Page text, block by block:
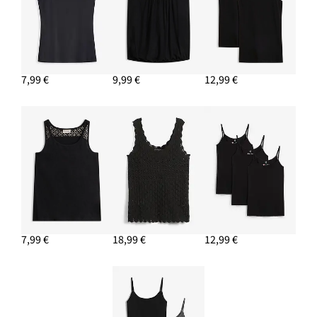
PRIDAŤ DO KOŠÍKA
13,99 €
PRIDAŤ DO KOŠÍKA
7,99 € 9,99 € 12,99 €
7,99 € 18,99 € 12,99 €